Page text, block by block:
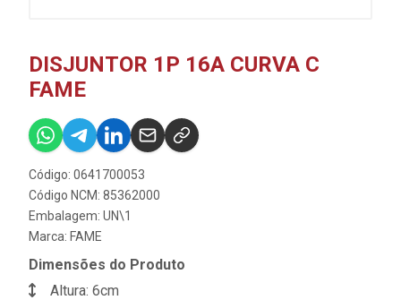
DISJUNTOR 1P 16A CURVA C
FAME
Código: 0641700053
Código NCM: 85362000
Embalagem: UN\1
Marca: FAME
Dimensões do Produto
Altura: 6cm